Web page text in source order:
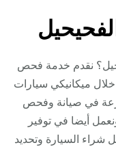
نقدم خدمة فحص
خلال ميكانيكي سيارات
في صيانة وفحص
أيضا في توفير
شراء السيارة وتحديد